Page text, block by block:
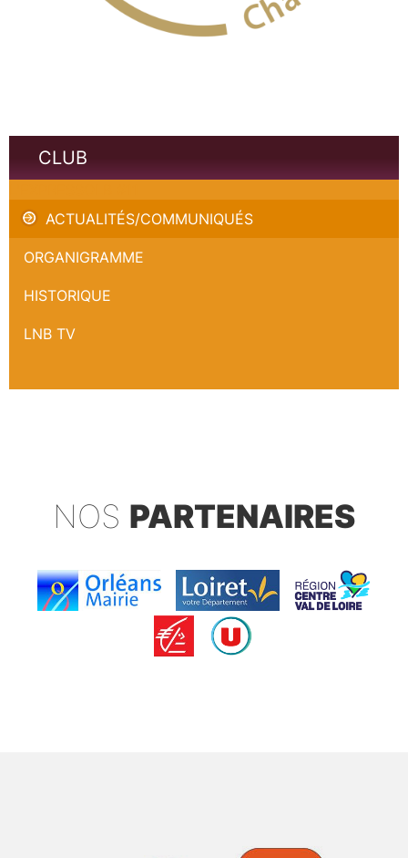
CLUB
ACTUALITÉS/COMMUNIQUÉS
ORGANIGRAMME
HISTORIQUE
LNB TV
NOS PARTENAIRES